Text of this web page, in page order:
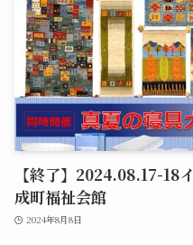
【終了】2024.08.17-18
成町福祉会館
2024年8月8日